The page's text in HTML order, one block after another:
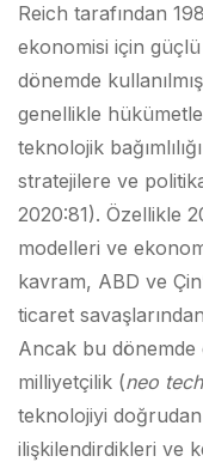
Reich tarafından
ekonomisi için
dönemde
genellikle
teknolojik
stratejilere ve
2020:81). Özellikle
modelleri ve
kavram, ABD ve
ticaret
Ancak bu dönemde
milliyetçilik (neo
teknolojiyi
ilişkilendirdikleri ve